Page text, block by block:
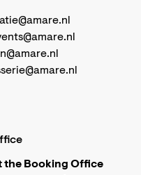
the Booking Office